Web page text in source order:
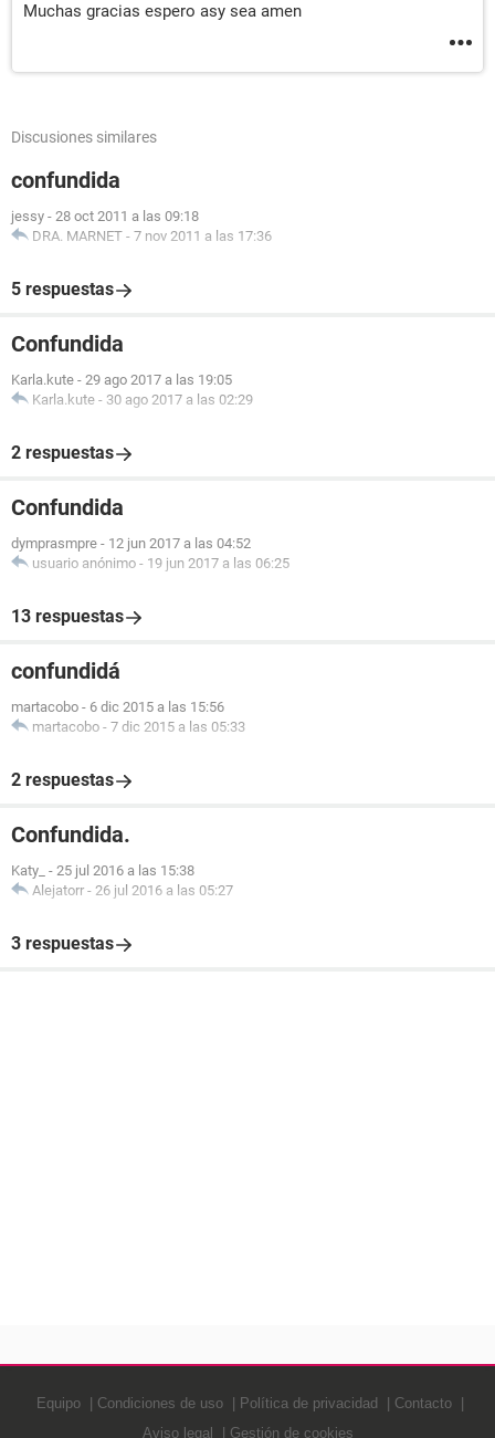
Muchas gracias espero asy sea amen
Discusiones similares
confundida
jessy - 28 oct 2011 a las 09:18
DRA. MARNET - 7 nov 2011 a las 17:36
5 respuestas
Confundida
Karla.kute - 29 ago 2017 a las 19:05
Karla.kute - 30 ago 2017 a las 02:29
2 respuestas
Confundida
dymprasmpre - 12 jun 2017 a las 04:52
usuario anónimo - 19 jun 2017 a las 06:25
13 respuestas
confundidá
martacobo - 6 dic 2015 a las 15:56
martacobo - 7 dic 2015 a las 05:33
2 respuestas
Confundida.
Katy_ - 25 jul 2016 a las 15:38
Alejatorr - 26 jul 2016 a las 05:27
3 respuestas
Equipo Condiciones de uso Política de privacidad
Contacto
Aviso legal
Gestión de cookies